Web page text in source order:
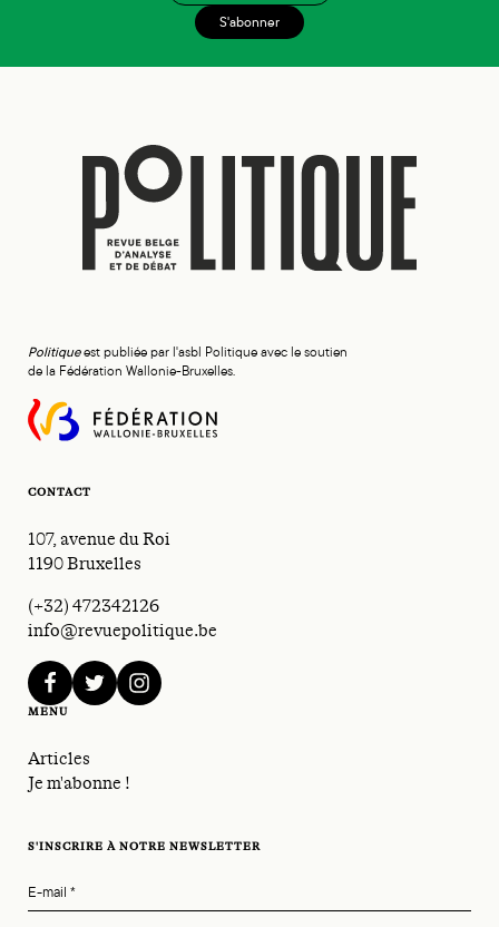
S'abonner
Politiqueest publiée par l'asbl Politique avec le soutien
de la Fédération Wallonie-Bruxelles.
CONTACT
107, avenue du Roi
1190 Bruxelles
(+32) 472342126
info@revuepolitique.be
facebooktwitterinstagram
MENU
Articles
Je m'abonne !
S'INSCRIRE À NOTRE NEWSLETTER
E-mail *